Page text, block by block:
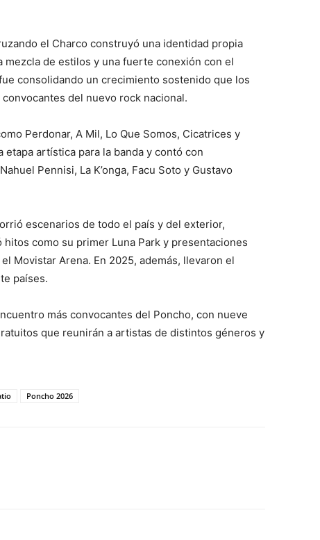
el Charco construyó una identidad propia
de estilos y una fuerte conexión con el
consolidando un crecimiento sostenido que los
del nuevo rock nacional.
Perdonar, A Mil, Lo Que Somos, Cicatrices y
artística para la banda y contó con
Pennisi, La K’onga, Facu Soto y Gustavo
escenarios de todo el país y del exterior,
como su primer Luna Park y presentaciones
Movistar Arena. En 2025, además, llevaron el
países.
más convocantes del Poncho, con nueve
que reunirán a artistas de distintos géneros y
Poncho 2026